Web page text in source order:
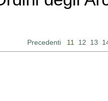
Precedenti 11 12 13